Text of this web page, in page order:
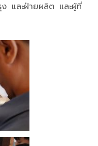
และฝ่ายผลิต และผู้ที่